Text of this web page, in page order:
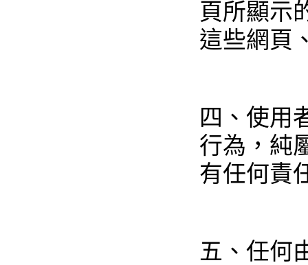
頁所顯示
這些網頁
四、使用
行為，純
有任何責
五、任何